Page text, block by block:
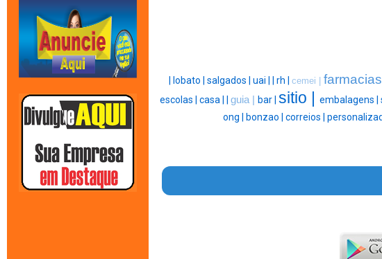
lobato | salgados | uai | rh | cemei | farmacias
escolas | casa | guia | bar | sitio | embalagens |
ong | bonzao | correios |